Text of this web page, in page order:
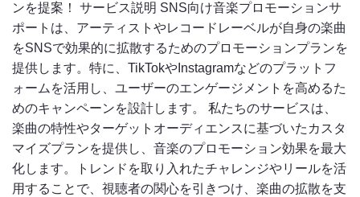
ンを提案！ サービス説明 SNS向け音楽プロモーションサ
ポートは、アーティストやレコードレーベルが自身の楽曲
をSNSで効果的に拡散するためのプロモーションプランを
提供します。特に、TikTokやInstagramなどのプラットフ
ォームを活用し、ユーザーのエンゲージメントを高めるた
めのキャンペーンを設計します。 私たちのサービスは、
楽曲の特性やターゲットオーディエンスに基づいたカスタ
マイズプランを提供し、音楽のプロモーション効果を最大
化します。トレンドを取り入れたチャレンジやリールを活
用することで、視聴者の関心を引きつけ、楽曲の拡散を支